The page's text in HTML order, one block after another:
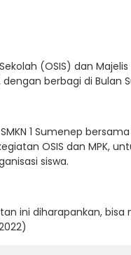
(OSIS) dan Majelis
berbagi di Bulan
1 Sumenep
OSIS dan MPK,
siswa.
ini diharapankan,